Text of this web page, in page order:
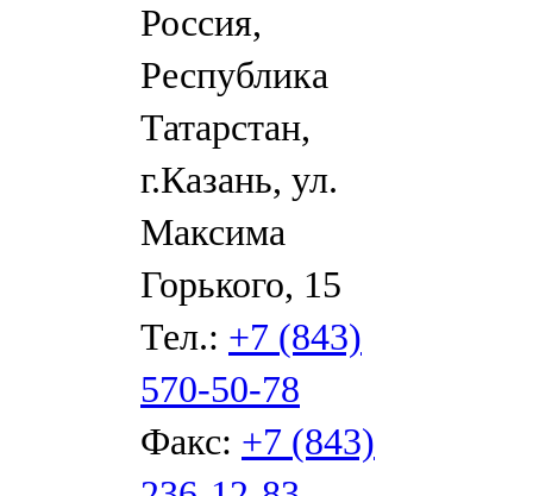
Россия,
Республика
Татарстан,
г.Казань, ул.
Максима
Горького, 15
Тел.: +7 (843)
570-50-78
Факс: +7 (843)